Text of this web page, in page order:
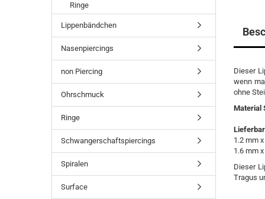
Dieser
wenn
ohne
Material
1.2 mm
1.6 mm
Dieser
Tragus
Ringe
Lippenbändchen
Nasenpiercings
non Piercing
Ohrschmuck
Ringe
Schwangerschaftspiercings
Spiralen
Surface